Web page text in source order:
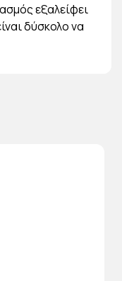
εξαλείφει
δύσκολο να